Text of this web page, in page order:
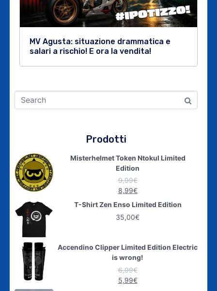
MV Agusta: situazione drammatica e
salari a rischio! E ora la vendita!
Prodotti
Misterhelmet Token Ntokul Limited
Edition
9,99€
8,99€
T-Shirt Zen Enso Limited Edition
35,00€
Accendino Clipper Limited Edition Electric
is wrong!
6,99€
5,99€